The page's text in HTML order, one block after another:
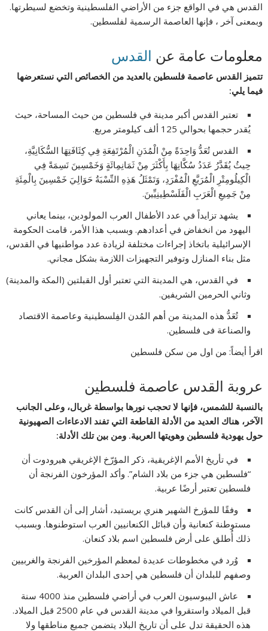
القدس هي في الواقع جزء من الأراضي الفلسطينية وتخضع لسيطرتها.
وبمعنى آخر ، فإنها العاصمة الرسمية لفلسطين.
معلومات عامة عن القدس
تتميز القدس عاصمة فلسطين بالعديد من الخصائص التي نستعرضها
فيما يلي:
تعتبر القدس أكبر مدينة في فلسطين من حيث المساحة، حيث
يُقدر حجمها بحوالي 125 ألف كيلومتر مربع.
القدس تُعَدُّ وَاحِدَةً مِنْ الْمُدَنِ الْمُرْتَفِعَةِ فِي كِثَافَتِهَا السُّكَانِيَّةِ،
حِيثُ يُقَدَّرُ عَدَدُ سُكَّانِهَا بِأَكْثَرَ مِنْ ثَمَانِمِائَةٍ وَخَمْسِينَ نَسِمَةً فِي
الْكِيلُومِتْرِ الْمُرَبَّعِ الْمُفْرَدِ، وَتَمْثَلُ هَذِهِ النِّسْبَةُ حَوَالِيَ خَمْسِينَ بِالْمِئَةِ
مِنْ جَمِيعِ الْعَرَبِ الْفَلَسْطِينِيِّينَ.
يشهد تزايداً في عدد الأطفال العرب المولودين، بينما يعاني
اليهود من انخفاض في أعدادهم. وبسبب هذا الأمر، قامت الحكومة
الإسرائيلية باتخاذ إجراءات مختلفة لزيادة عدد مواطنيها في القدس،
مثل بناء المنازل وتوفير التجهيزات اللازمة بشكل مجاني.
في القدس، هي المدينة التي تعتبر أول القبلتين (المكة والمدينة)
وثاني الحرمين الشريفين.
تُعَدُّ هذه المدینة من أهم المُدن الفِلسطینیة وعاصمة الاقتصاد
والصناعة فی فلسطین.
اقرأ أيضاً: من اول من سكن فلسطين
عروبة القدس عاصمة فلسطين
بالنسبة للشمس، فإنها لا تحجب نورها بواسطة غربال، وعلى الجانب
الآخر، هناك العديد من الأدلة القاطعة التي تفند الادعاءات الصهيونية
حول يهودية فلسطين وهويتها العربية. ومن بين تلك الأدلة:
في تأريخ الأمم الإغريقية، ذكر المؤرّخ الإغريقي هيرودوت أن
“فلسطين هي جزء من بلاد الشام”. وأكد المؤرخون الفرنجة أن
فلسطين تعتبر أرضًا عربية.
وفقًا للمؤرخ الشهير هنري بريستيد، أشار إلى أن القدس كانت
مستوطنة كنعانية وأن قبائل الكنعانيين العرب استوطنوها. وبسبب
ذلك أُطلق على أرض فلسطين اسم بلاد كنعان.
وُرد في مخطوطات عديدة لمعظم المؤرخين الفرنجة والغربيين
وصفهم للبلدان أن فلسطين هي إحدى البلدان العربية.
عاش اليبوسيون العرب في أراضي فلسطين منذ 4000 سنة
قبل الميلاد واستقروا في مدينة القدس في عام 2500 قبل الميلاد.
هذه الحقيقة تدل على أن تاريخ البلاد يتضمن جميع مناطقها ولا